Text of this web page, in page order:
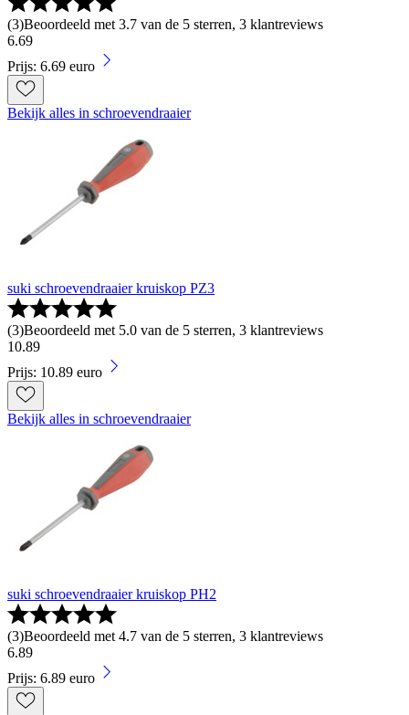
(3)Beoordeeld met 3.7 van de 5 sterren, 3 klantreviews
6.69
Prijs: 6.69 euro
Bekijk alles in schroevendraaier
suki schroevendraaier kruiskop PZ3
(3)Beoordeeld met 5.0 van de 5 sterren, 3 klantreviews
10.89
Prijs: 10.89 euro
Bekijk alles in schroevendraaier
suki schroevendraaier kruiskop PH2
(3)Beoordeeld met 4.7 van de 5 sterren, 3 klantreviews
6.89
Prijs: 6.89 euro